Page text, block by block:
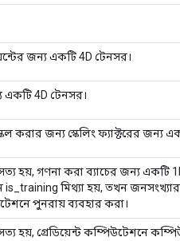
জন্য একটি 4D টেনসর।
4D টেনসর।
করার জন্য স্কেলিং ফ্যাক্টরের জন্য
হয়, গণনা করা ব্যাচের জন্য একটি
is_training মিথ্যা হয়, তখন
পুনরায় ব্যবহার করা।
হয়, গ্রেডিয়েন্ট কম্পিউটেশনে